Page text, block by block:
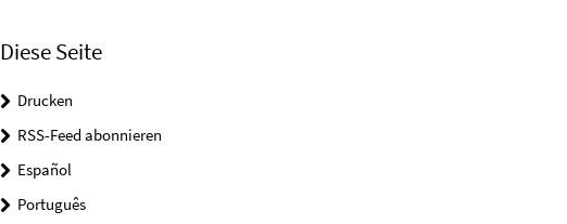
Diese Seite
Drucken
RSS-Feed abonnieren
Español
Português